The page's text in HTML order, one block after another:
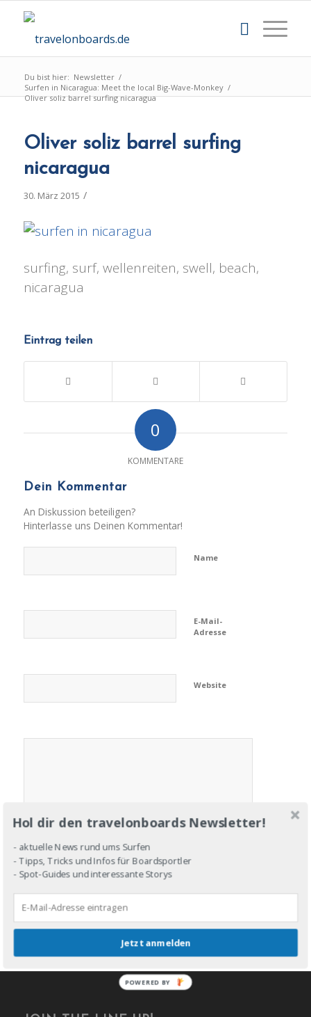
Du bist hier: Newsletter /
Surfen in Nicaragua: Meet the local Big-Wave-Monkey /
Oliver soliz barrel surfing nicaragua
Oliver soliz barrel surfing
nicaragua
30. März 2015 /
surfing, surf, wellenreiten, swell, beach,
nicaragua
Eintrag teilen
0
KOMMENTARE
Dein Kommentar
An Diskussion beteiligen?
Hinterlasse uns Deinen Kommentar!
Name
E-Mail-
Adresse
Website
Hol dir den travelonboards Newsletter!
- aktuelle News rund ums Surfen
- Tipps, Tricks und Infos für Boardsportler
- Spot-Guides und interessante Storys
Jetzt anmelden
POWERED BY